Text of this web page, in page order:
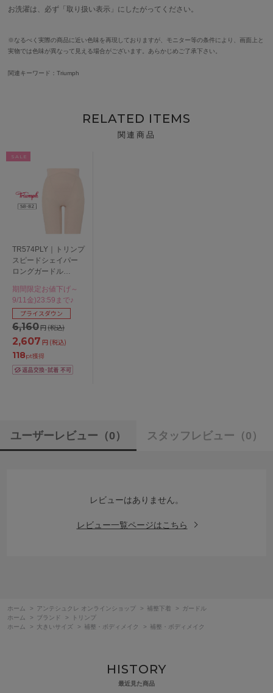
お洗濯は、必ず「取り扱い表示」にしたがってください。
※なるべく実際の商品に近い色味を再現しておりますが、モニター等の条件により、画面上と
実物では色味が異なって見える場合がございます。あらかじめご了承下さい。
関連キーワード：Triumph
RELATED ITEMS
関連商品
SALE
TR574PLY｜トリンプ
スピードシェイパー
ロングガードル
期間限定お値下げ～
9/11金)23:59まで♪
6,160円(税込)
プライスダウン
2,607 円 (税込)
118pt獲得
ユーザーレビュー （0） スタッフレビュー （0）
レビューはありません。
レビュー一覧ページはこちら
ホーム > アンテシュクレ オンラインショップ > 補整下着 >
ガードル
ホーム
> ブランド >
トリンプ
ホーム
> 大きいサイズ > 補整・ボディメイク > 補整・ボディメイク
HISTORY
最近見た商品